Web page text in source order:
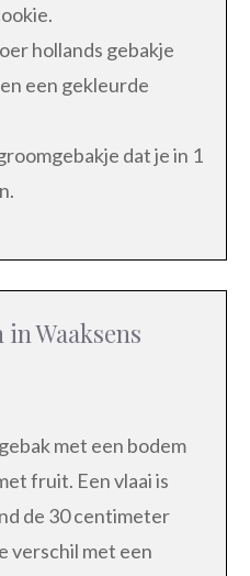
hollands gebakje
een gekleurde
dat je in 1
in Waaksens
met een bodem
fruit. Een vlaai is
de 30 centimeter
verschil met een